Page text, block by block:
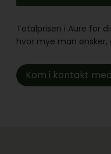
Totalprisen i Aure for
hvor mye man
Kom i kontakt